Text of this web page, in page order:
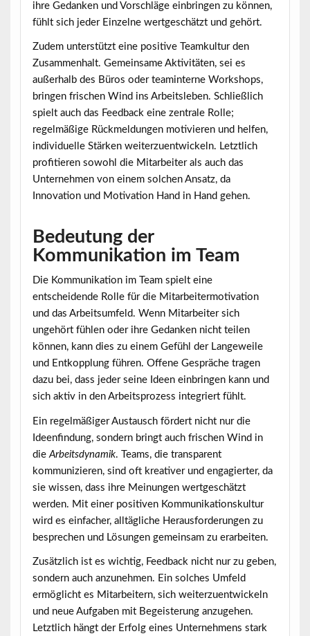
ihre Gedanken und Vorschläge einbringen zu können,
fühlt sich jeder Einzelne wertgeschätzt und gehört.
Zudem unterstützt eine positive Teamkultur den
Zusammenhalt. Gemeinsame Aktivitäten, sei es
außerhalb des Büros oder teaminterne Workshops,
bringen frischen Wind ins Arbeitsleben. Schließlich
spielt auch das Feedback eine zentrale Rolle;
regelmäßige Rückmeldungen motivieren und helfen,
individuelle Stärken weiterzuentwickeln. Letztlich
profitieren sowohl die Mitarbeiter als auch das
Unternehmen von einem solchen Ansatz, da
Innovation und Motivation Hand in Hand gehen.
Bedeutung der
Kommunikation im Team
Die Kommunikation im Team spielt eine
entscheidende Rolle für die Mitarbeitermotivation
und das Arbeitsumfeld. Wenn Mitarbeiter sich
ungehört fühlen oder ihre Gedanken nicht teilen
können, kann dies zu einem Gefühl der Langeweile
und Entkopplung führen. Offene Gespräche tragen
dazu bei, dass jeder seine Ideen einbringen kann und
sich aktiv in den Arbeitsprozess integriert fühlt.
Ein regelmäßiger Austausch fördert nicht nur die
Ideenfindung, sondern bringt auch frischen Wind in
die Arbeitsdynamik. Teams, die transparent
kommunizieren, sind oft kreativer und engagierter, da
sie wissen, dass ihre Meinungen wertgeschätzt
werden. Mit einer positiven Kommunikationskultur
wird es einfacher, alltägliche Herausforderungen zu
besprechen und Lösungen gemeinsam zu erarbeiten.
Zusätzlich ist es wichtig, Feedback nicht nur zu geben,
sondern auch anzunehmen. Ein solches Umfeld
ermöglicht es Mitarbeitern, sich weiterzuentwickeln
und neue Aufgaben mit Begeisterung anzugehen.
Letztlich hängt der Erfolg eines Unternehmens stark